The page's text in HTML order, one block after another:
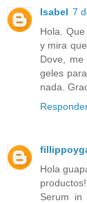
Isabel 7
Hola.
y mira
Dove,
geles
nada.
Hola
Serum in